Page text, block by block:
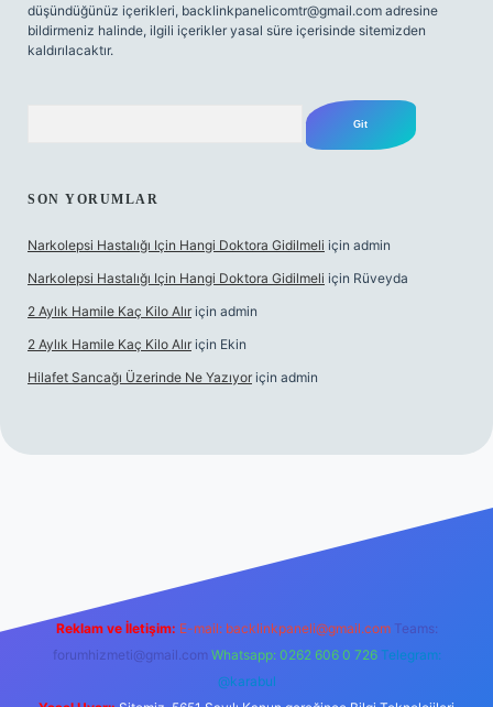
düşündüğünüz içerikleri, backlinkpanelicomtr@gmail.com adresine
bildirmeniz halinde, ilgili içerikler yasal süre içerisinde sitemizden
kaldırılacaktır.
SON YORUMLAR
Narkolepsi Hastalığı Için Hangi Doktora Gidilmeli için admin
Narkolepsi Hastalığı Için Hangi Doktora Gidilmeli için Rüveyda
2 Aylık Hamile Kaç Kilo Alır için admin
2 Aylık Hamile Kaç Kilo Alır için Ekin
Hilafet Sancağı Üzerinde Ne Yazıyor için admin
Reklam ve İletişim: E-mail: backlinkpaneli@gmail.com Teams:
forumhizmeti@gmail.com Whatsapp: 0262 606 0 726 Telegram:
@karabul